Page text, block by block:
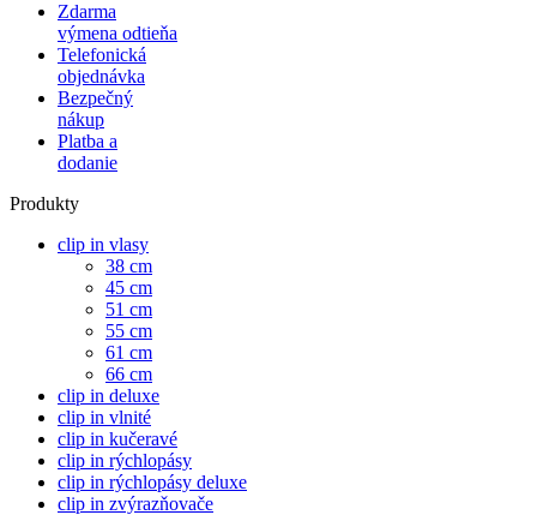
Zdarma
výmena odtieňa
Telefonická
objednávka
Bezpečný
nákup
Platba a
dodanie
Produkty
clip in vlasy
38 cm
45 cm
51 cm
55 cm
61 cm
66 cm
clip in deluxe
clip in vlnité
clip in kučeravé
clip in rýchlopásy
clip in rýchlopásy deluxe
clip in zvýrazňovače